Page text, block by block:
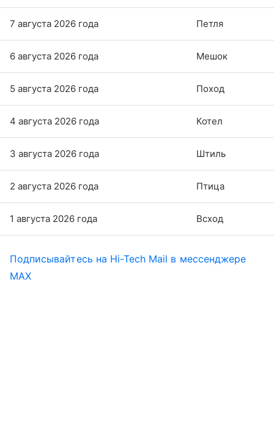
7 августа 2026 года Петля
6 августа 2026 года Мешок
5 августа 2026 года Поход
4 августа 2026 года Котел
3 августа 2026 года Штиль
2 августа 2026 года Птица
1 августа 2026 года Всход
Подписывайтесь на Hi-Tech Mail в мессенджере
MAX